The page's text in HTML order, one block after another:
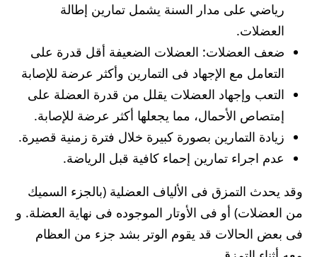
رياضي على مدار السنة يشمل تمارين إطالة
العضلات.
ضعف العضلات: العضلات الضعيفة أقل قدرة على
التعامل مع الإجهاد فى التمارين وأكثر عرضة للإصابة
التعب وإجهاد العضلات يقلل من قدرة العضلة على
إمتصاص الأحمال، مما يجعلها أكثر عرضة للإصابة.
زيادة التمارين بصورة كبيرة خلال فترة زمنية قصيرة.
عدم اجراء تمارين إحماء كافية قبل الرياضة.
وقد يحدث التمزق فى الألياف العضلية (بالجزء السميك
من العضلات) أو فى الأوتار الموجوده فى نهاية العضلة. و
فى بعض الحالات قد يقوم الوتر بشد جزء من العظام